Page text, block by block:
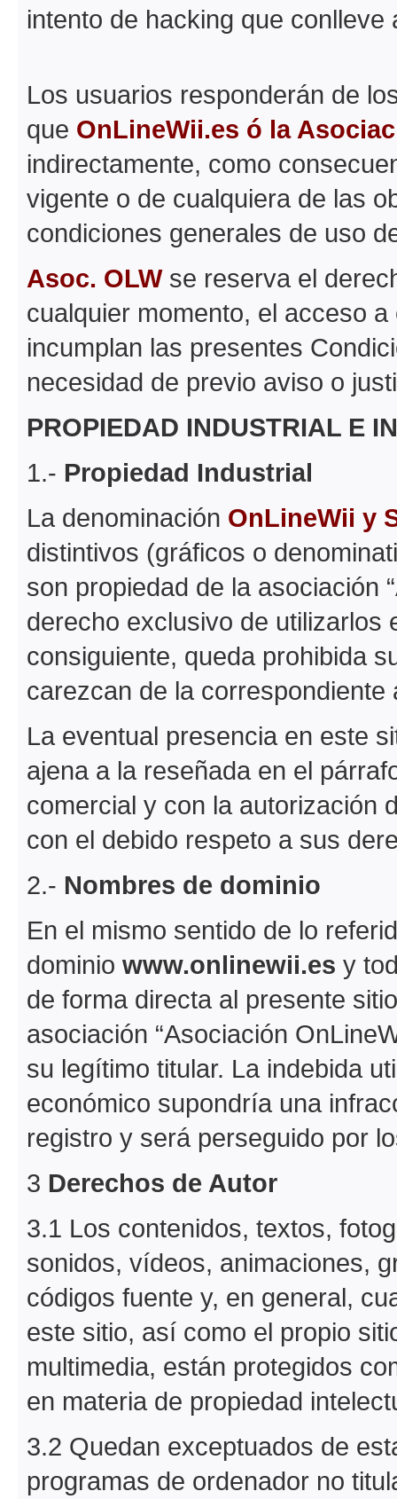
intento de hacking que
Los usuarios responderán de
que OnLineWii.es ó la
indirectamente, como
vigente o de cualquiera de las
condiciones generales de uso
Asoc. OLWse reserva el
cualquier momento, el acceso
incumplan las presentes
necesidad de previo aviso o
PROPIEDAD INDUSTRIAL E
1.- Propiedad Industrial
La denominación OnLineWii y
distintivos (gráficos o
son propiedad de la asociación
derecho exclusivo de utilizarlos
consiguiente, queda prohibida
carezcan de la correspondiente
La eventual presencia en este
ajena a la reseñada en el
comercial y con la autorización
con el debido respeto a sus
2.- Nombres de dominio
En el mismo sentido de lo
dominio www.onlinewii.es y
de forma directa al presente
asociación “Asociación
su legítimo titular. La indebida
económico supondría una
registro y será perseguido por
3 Derechos de Autor
3.1 Los contenidos, textos,
sonidos, vídeos, animaciones,
códigos fuente y, en general,
este sitio, así como el propio
multimedia, están protegidos
en materia de propiedad
3.2 Quedan exceptuados de
programas de ordenador no